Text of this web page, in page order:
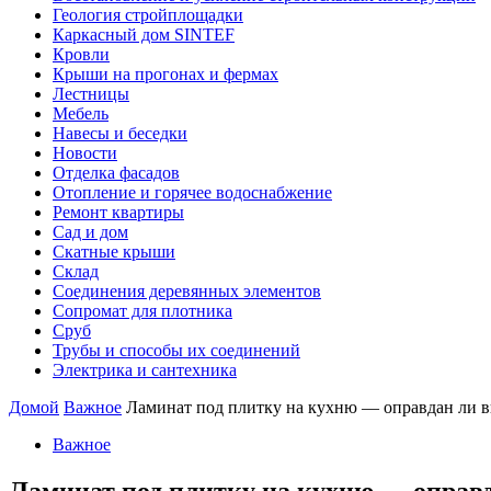
Геология стройплощадки
Каркасный дом SINTEF
Кровли
Крыши на прогонах и фермах
Лестницы
Мебель
Навесы и беседки
Новости
Отделка фасадов
Отопление и горячее водоснабжение
Ремонт квартиры
Сад и дом
Скатные крыши
Склад
Соединения деревянных элементов
Сопромат для плотника
Сруб
Трубы и способы их соединений
Электрика и сантехника
Домой Важное Ламинат под плитку на кухню — оправдан ли
Важное